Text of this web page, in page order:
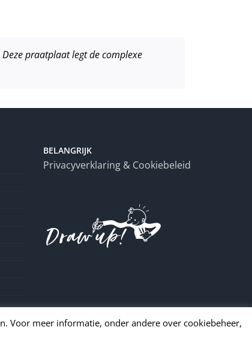
praatplaat legt de complexe
BELANGRIJK
Privacyverklaring & Cookiebeleid
Voor meer informatie, onder andere over cookiebeheer,